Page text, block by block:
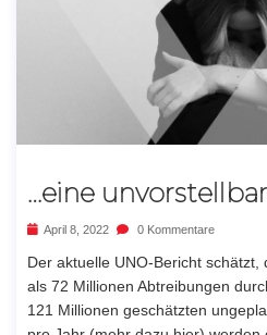
…eine
April 8, 2022 0 Kommentare
Der aktuelle UNO-Bericht
als 72 Millionen Abtreibungen
121 Millionen geschätzten